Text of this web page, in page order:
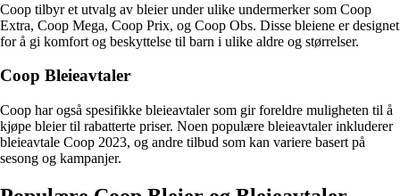
Coop tilbyr et utvalg av bleier under ulike undermerker som Coop
Extra, Coop Mega, Coop Prix, og Coop Obs. Disse bleiene er designet
for å gi komfort og beskyttelse til barn i ulike aldre og størrelser.
Coop Bleieavtaler
Coop har også spesifikke bleieavtaler som gir foreldre muligheten til å
kjøpe bleier til rabatterte priser. Noen populære bleieavtaler inkluderer
bleieavtale Coop 2023, og andre tilbud som kan variere basert på
sesong og kampanjer.